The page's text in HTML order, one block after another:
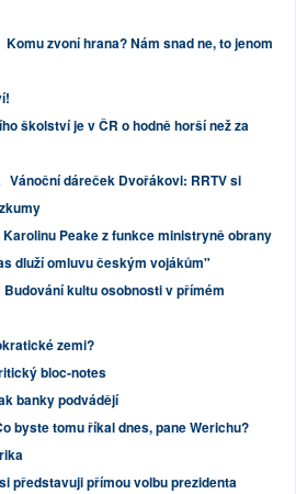
Komu zvoní hrana? Nám snad ne, to jenom
školství je v ČR o hodně horší než za
Vánoční dáreček Dvořákovi: RRTV si
Peake z funkce ministryně obrany
dluží omluvu českým vojákům"
Budování kultu osobnosti v přímém
zemi?
bloc-notes
banky podvádějí
byste tomu říkal dnes, pane Werichu?
představuji přímou volbu prezidenta